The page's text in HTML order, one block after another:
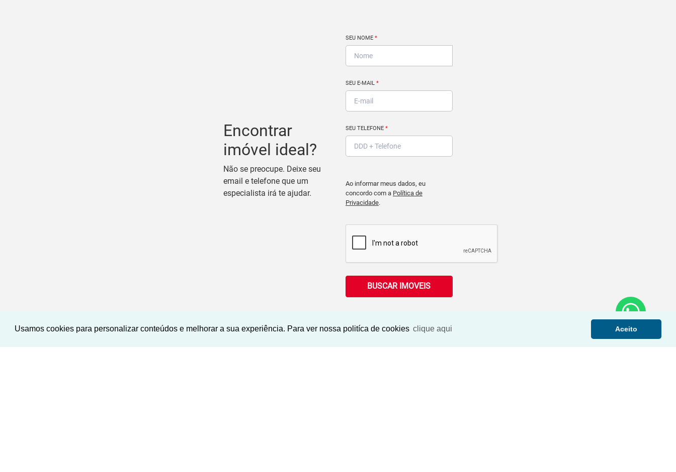
Usamos cookies para personalizar conteúdos e melhorar a sua experiência. Para ver nossa politíca de cookies clique aqui Aceito
Encontrar
imóvel ideal?
Não se preocupe. Deixe seu
email e telefone que um
especialista irá te ajudar.
SEU NOME *
SEU E-MAIL *
SEU TELEFONE *
Ao informar meus dados, eu
concordo com a Política de
Privacidade.
BUSCAR IMOVEIS